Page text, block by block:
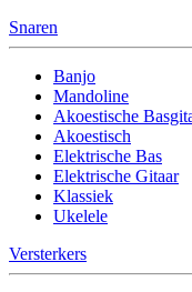
Snaren
Banjo
Mandoline
Akoestische
Akoestisch
Elektrische Bas
Elektrische Gitaar
Klassiek
Ukelele
Versterkers